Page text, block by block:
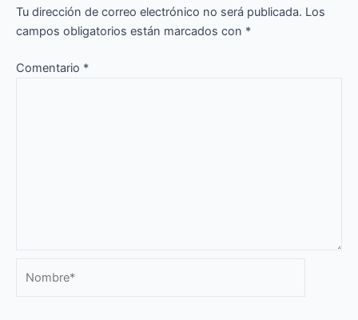
Tu dirección de correo electrónico no será publicada. Los
campos obligatorios están marcados con *
Comentario *